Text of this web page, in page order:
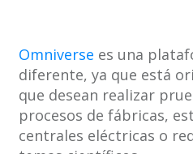
Omniverse es una
diferente, ya que está
que desean realizar
procesos de fábricas,
centrales eléctricas o